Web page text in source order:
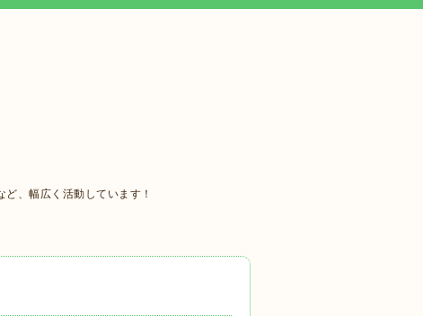
、幅広く活動しています！